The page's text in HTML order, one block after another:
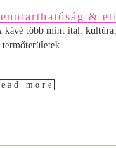
&
kávé több mint ital: kultúra,
termőterületek...
more